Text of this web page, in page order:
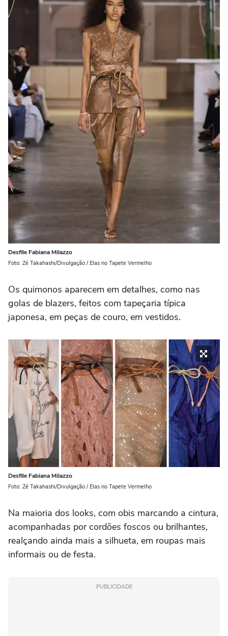
Desfile Fabiana Milazzo
Foto: Zé Takahashi/Divulgação / Elas no Tapete Vermelho
Os quimonos aparecem em detalhes, como nas
golas de blazers, feitos com tapeçaria típica
japonesa, em peças de couro, em vestidos.
Desfile Fabiana Milazzo
Foto: Zé Takahashi/Divulgação / Elas no Tapete Vermelho
Na maioria dos looks, com obis marcando a cintura,
acompanhadas por cordões foscos ou brilhantes,
realçando ainda mais a silhueta, em roupas mais
informais ou de festa.
PUBLICIDADE